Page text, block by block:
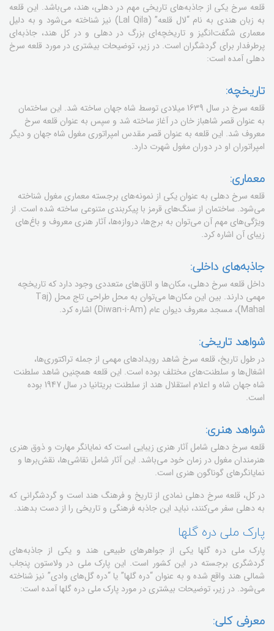
قلعه سرخ یکی از جاذبه‌های تاریخی مهم در دهلی، هند، می‌باشد. این قلعه
به زبان هندی به نام “لال قلعه” (Lal Qila) نیز شناخته می‌شود و به دلیل
معماری شگفت‌انگیز و تاریخچه‌ای بزرگ در دهلی و در کل هند، جاذبه‌ای
پرطرفدار برای گردشگران است. در زیر، توضیحات بیشتری در مورد قلعه سرخ
دهلی آمده است:
تاریخچه:
قلعه سرخ در سال 1639 میلادی توسط شاه جهان ساخته شد. این ساختمان
به عنوان قصر شاهباز خان در آغاز ساخته شد و سپس به عنوان قلعه سرخ
معروف شد. این قلعه به عنوان قصر مقدس امپراتوری مغول شاه جهان و دیگر
امپراتوران او در دوران مغول شهرت دارد.
معماری:
قلعه سرخ دهلی به عنوان یکی از نمونه‌های برجسته معماری مغول شناخته
می‌شود. ساختمان از سنگ‌های قرمز با پیکربندی متنوعی ساخته شده است. از
ویژگی‌های مهم آن می‌توان به برج‌ها، دروازه‌ها، آثار هنری معروف و باغ‌های
زیبای آن اشاره کرد.
جاذبه‌های داخلی:
داخل قلعه سرخ دهلی، مکان‌ها و اتاق‌های متعددی وجود دارد که تاریخچه
مهمی دارند. بین این مکان‌ها می‌توان به محل طراحی تاج محل (Taj
Mahal)، مسجد معروف دیوان عام (Diwan-i-Am) اشاره کرد.
شواهد تاریخی:
در طول تاریخ، قلعه سرخ شاهد رویدادهای مهمی از جمله تراکتوری‌ها،
اشغال‌ها و سلطنت‌های مختلف بوده است. این قلعه همچنین شاهد سلطنت
شاه جهان شاه و اعلام استقلال هند از سلطنت بریتانیا در سال 1947 بوده
است.
شواهد هنری:
قلعه سرخ دهلی شامل آثار هنری زیبایی است که نمایانگر مهارت و ذوق هنری
هنرمندان مغول در زمان خود می‌باشد. این آثار شامل نقاشی‌ها، نقش‌برها و
نمایانگرهای گوناگون هنری است.
در کل، قلعه سرخ دهلی نمادی از تاریخ و فرهنگ هند است و گردشگرانی که
به دهلی سفر می‌کنند، نباید این جاذبه فرهنگی و تاریخی را از دست بدهند.
پارک ملی دره گلها
پارک ملی دره گلها یکی از جواهرهای طبیعی هند و یکی از جاذبه‌های
گردشگری برجسته در این کشور است. این پارک ملی در ولاستون پنجاب
شمالی هند واقع شده و به عنوان “دره گلها” یا “دره گل‌های وادی” نیز شناخته
می‌شود. در زیر، توضیحات بیشتری در مورد پارک ملی دره گلها آمده است:
معرفی کلی: